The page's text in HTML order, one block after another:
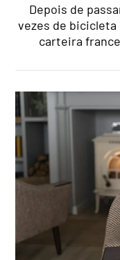
Depois de
vezes de bicicleta
carteira